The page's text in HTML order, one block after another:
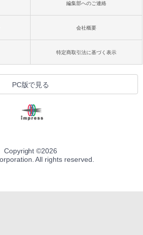
編集部へのご連絡
会社概要
特定商取引法に基づく表示
PC版で見る
Copyright ©2026
All rights reserved.